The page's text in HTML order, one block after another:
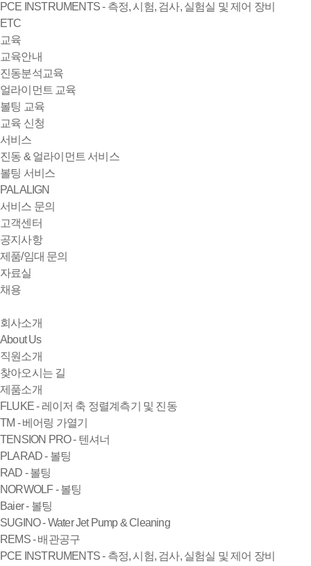
PCE INSTRUMENTS - 측정, 시험, 검사, 실험실 및 제어 장비
ETC
교육
교육안내
진동분석교육
얼라이먼트 교육
볼팅 교육
교육 신청
서비스
진동 & 얼라이먼트 서비스
볼팅 서비스
PALALIGN
서비스 문의
고객센터
공지사항
제품/임대 문의
자료실
채용
회사소개
About Us
직원소개
찾아오시는 길
제품소개
FLUKE - 레이저 축 정렬계측기 및 진동
TM - 베어링 가열기
TENSION PRO - 텐셔너
PLARAD - 볼팅
RAD - 볼팅
NORWOLF - 볼팅
Baier - 볼팅
SUGINO - Water Jet Pump & Cleaning
REMS - 배관공구
PCE INSTRUMENTS - 측정, 시험, 검사, 실험실 및 제어 장비